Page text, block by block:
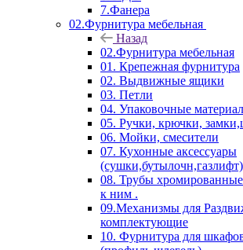
7.Фанера
02.Фурнитура мебельная
Назад
02.Фурнитура мебельная
01. Крепежная фурнитура
02. Выдвижные ящики
03. Петли
04. Упаковочные
05. Ручки, крючки,
06. Мойки, смесители
07. Кухонные аксессуары
(сушки,бутылочн,газлифт)
08. Трубы
к ним .
09.Механизмы для
комплектующие
10. Фурнитура для